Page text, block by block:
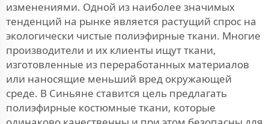
изменениями. Одной из наиболее значимых
тенденций на рынке является растущий спрос на
экологически чистые полиэфирные ткани. Многие
производители и их клиенты ищут ткани,
изготовленные из переработанных материалов
или наносящие меньший вред окружающей
среде. В Синьяне ставится цель предлагать
полиэфирные костюмные ткани, которые